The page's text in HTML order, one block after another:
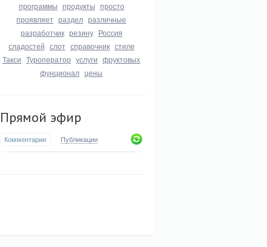
программы продукты просто
проявляет раздел различные
разработчик резину Россия
сладостей слот справочник стиле
Такси Туроператор услуги фруктовых
фунционал цены
Прямой эфир
Комментарии Публикации